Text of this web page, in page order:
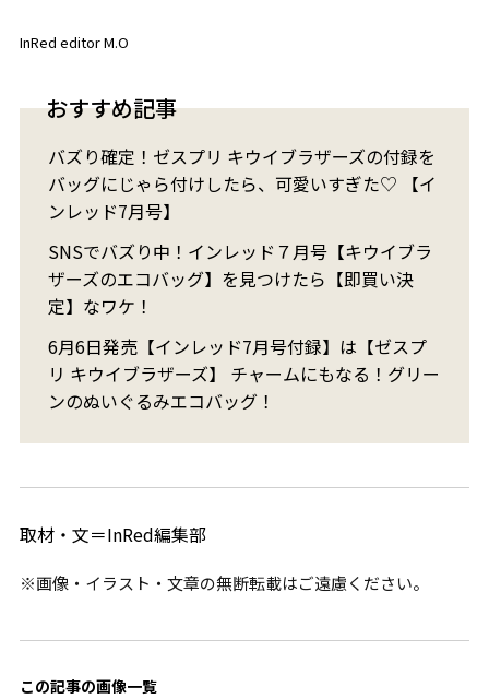
InRed editor M.O
おすすめ記事
バズり確定！ゼスプリ キウイブラザーズの付録を
バッグにじゃら付けしたら、可愛いすぎた♡ 【イ
ンレッド7月号】
SNSでバズり中！インレッド７月号【キウイブラ
ザーズのエコバッグ】を見つけたら【即買い決
定】なワケ！
6月6日発売【インレッド7月号付録】は【ゼスプ
リ キウイブラザーズ】 チャームにもなる！グリー
ンのぬいぐるみエコバッグ！
取材・文＝InRed編集部
※画像・イラスト・文章の無断転載はご遠慮ください。
この記事の画像一覧